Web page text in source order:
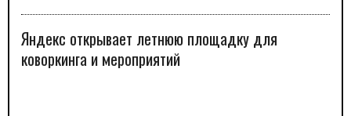
Яндекс открывает летнюю площадку для
коворкинга и мероприятий